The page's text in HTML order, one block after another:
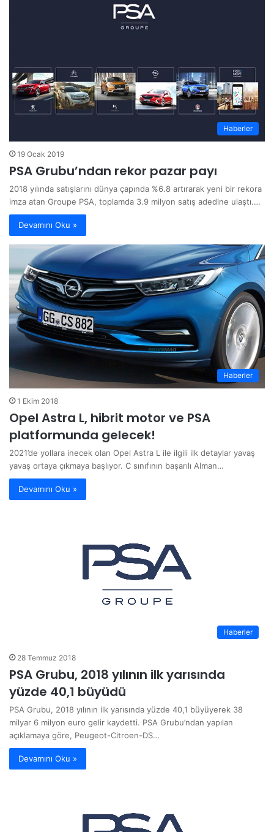
Haberler
19 Ocak 2019
PSA Grubu’ndan rekor pazar payı
2018 yılında satışlarını dünya çapında %6.8 artırarak yeni bir rekora
imza atan Groupe PSA, toplamda 3.9 milyon satış adedine ulaştı.…
Devamını Oku »
Haberler
1 Ekim 2018
Opel Astra L, hibrit motor ve PSA
platformunda gelecek!
2021’de yollara inecek olan Opel Astra L ile ilgili ilk detaylar yavaş
yavaş ortaya çıkmaya başlıyor. C sınıfının başarılı Alman…
Devamını Oku »
Haberler
28 Temmuz 2018
PSA Grubu, 2018 yılının ilk yarısında
yüzde 40,1 büyüdü
PSA Grubu, 2018 yılının ilk yarısında yüzde 40,1 büyüyerek 38
milyar 6 milyon euro gelir kaydetti. PSA Grubu’ndan yapılan
açıklamaya göre, Peugeot-Citroen-DS…
Devamını Oku »